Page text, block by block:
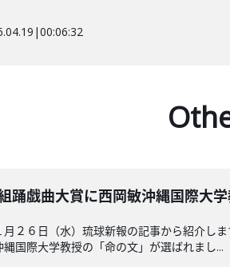
|00:06:32
踊戯曲大賞に西岡敏沖縄国際大学
月２６日（水）琉球新報の記事から紹介し
国際大学教授の「命の文」が選ばれまし...